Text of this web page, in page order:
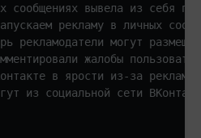
сообщениях вывела из себя
рекламу в личных
рекламодатели могут
жалобы
в ярости из-за
из социальной сети